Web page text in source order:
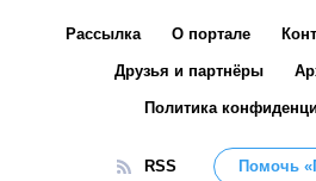
Рассылка О портале
Друзья и партнёры
Политика
RSS Помочь